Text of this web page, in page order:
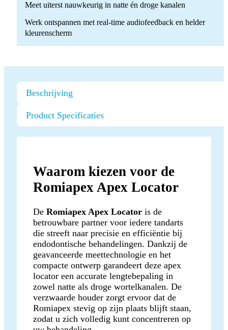
Meet uiterst nauwkeurig in natte én droge kanalen
Werk ontspannen met real-time audiofeedback en helder
kleurenscherm
Beschrijving
Product Specificaties
Waarom kiezen voor de
Romiapex Apex Locator
De Romiapex Apex Locator is de
betrouwbare partner voor iedere tandarts
die streeft naar precisie en efficiëntie bij
endodontische behandelingen. Dankzij de
geavanceerde meettechnologie en het
compacte ontwerp garandeert deze apex
locator een accurate lengtebepaling in
zowel natte als droge wortelkanalen. De
verzwaarde houder zorgt ervoor dat de
Romiapex stevig op zijn plaats blijft staan,
zodat u zich volledig kunt concentreren op